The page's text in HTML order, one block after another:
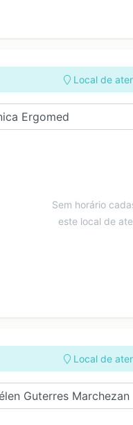
Local de
Sem horário
este local de
Local de